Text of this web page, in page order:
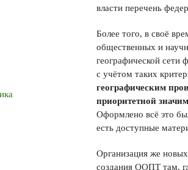
власти перечень
Более того, в своё
общественных и
географической
с учётом таких
географическим
приоритетной
Оформлено всё это
есть доступные
Организация же
создания ООПТ там,